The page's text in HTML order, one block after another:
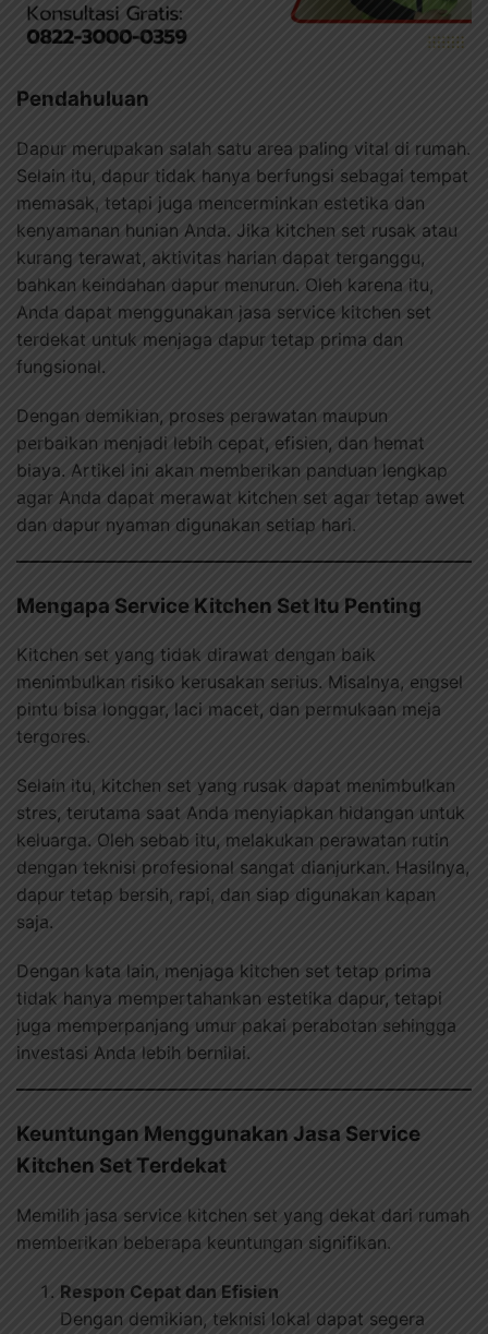
Pendahuluan
Dapur merupakan salah satu area paling vital di rumah.
Selain itu, dapur tidak hanya berfungsi sebagai tempat
memasak, tetapi juga mencerminkan estetika dan
kenyamanan hunian Anda. Jika kitchen set rusak atau
kurang terawat, aktivitas harian dapat terganggu,
bahkan keindahan dapur menurun. Oleh karena itu,
Anda dapat menggunakan jasa service kitchen set
terdekat untuk menjaga dapur tetap prima dan
fungsional.
Dengan demikian, proses perawatan maupun
perbaikan menjadi lebih cepat, efisien, dan hemat
biaya. Artikel ini akan memberikan panduan lengkap
agar Anda dapat merawat kitchen set agar tetap awet
dan dapur nyaman digunakan setiap hari.
Mengapa Service Kitchen Set Itu Penting
Kitchen set yang tidak dirawat dengan baik
menimbulkan risiko kerusakan serius. Misalnya, engsel
pintu bisa longgar, laci macet, dan permukaan meja
tergores.
Selain itu, kitchen set yang rusak dapat menimbulkan
stres, terutama saat Anda menyiapkan hidangan untuk
keluarga. Oleh sebab itu, melakukan perawatan rutin
dengan teknisi profesional sangat dianjurkan. Hasilnya,
dapur tetap bersih, rapi, dan siap digunakan kapan
saja.
Dengan kata lain, menjaga kitchen set tetap prima
tidak hanya mempertahankan estetika dapur, tetapi
juga memperpanjang umur pakai perabotan sehingga
investasi Anda lebih bernilai.
Keuntungan Menggunakan Jasa Service
Kitchen Set Terdekat
Memilih jasa service kitchen set yang dekat dari rumah
memberikan beberapa keuntungan signifikan.
Respon Cepat dan Efisien
Dengan demikian, teknisi lokal dapat segera